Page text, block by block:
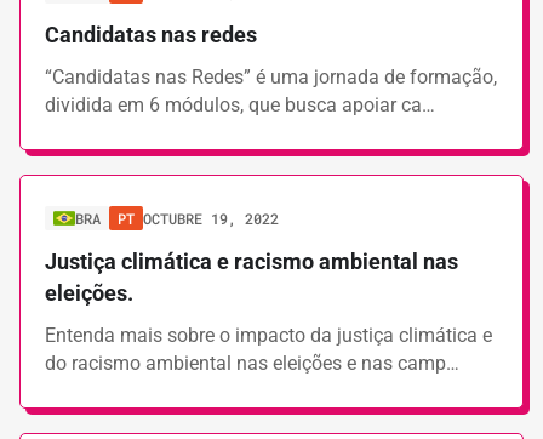
Candidatas nas redes
“Candidatas nas Redes” é uma jornada de formação,
dividida em 6 módulos, que busca apoiar ca…
BRA PT OCTUBRE 19, 2022
Justiça climática e racismo ambiental nas
eleições.
Entenda mais sobre o impacto da justiça climática e
do racismo ambiental nas eleições e nas camp…